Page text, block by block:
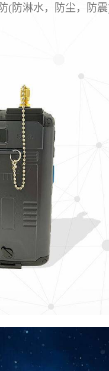
(防淋水，防尘，防震